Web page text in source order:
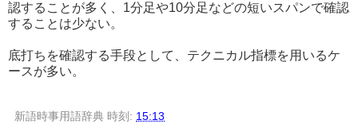
認することが多く、1分足や10分足などの短いスパンで確認
することは少ない。
底打ちを確認する手段として、テクニカル指標を用いるケ
ースが多い。
新語時事用語辞典 時刻: 15:13